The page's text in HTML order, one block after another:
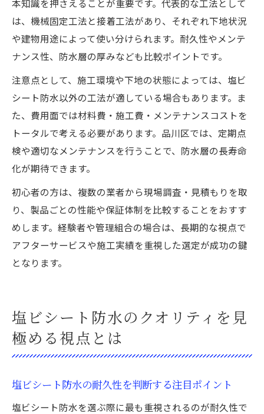
本知識を押さえることが重要です。代表的な工法として
は、機械固定工法と接着工法があり、それぞれ下地状況
や建物用途によって使い分けられます。耐久性やメンテ
ナンス性、防水層の厚みなども比較ポイントです。
注意点として、施工環境や下地の状態によっては、塩ビ
シート防水以外の工法が適している場合もあります。ま
た、費用面では材料費・施工費・メンテナンスコストを
トータルで考える必要があります。品川区では、定期点
検や適切なメンテナンスを行うことで、防水層の長寿命
化が期待できます。
初心者の方は、複数の業者から現場調査・見積もりを取
り、製品ごとの性能や保証体制を比較することをおすす
めします。経験者や管理組合の場合は、長期的な視点で
アフターサービスや施工実績を重視した選定が成功の鍵
となります。
塩ビシート防水のクオリティを見
極める視点とは
塩ビシート防水の耐久性を判断する注目ポイント
塩ビシート防水を選ぶ際に最も重視されるのが耐久性で